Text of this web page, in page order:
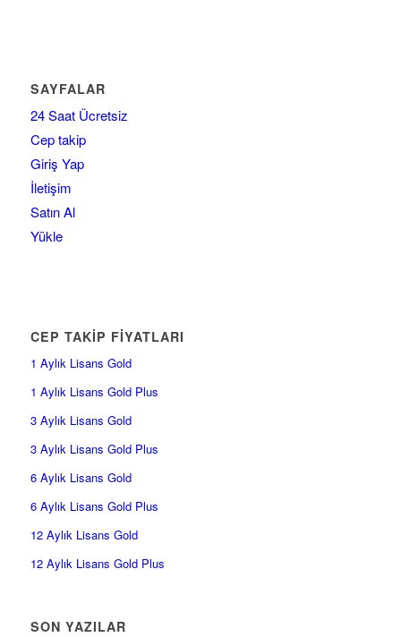
SAYFALAR
24 Saat Ücretsiz
Cep takip
Giriş Yap
İletişim
Satın Al
Yükle
CEP TAKİP FİYATLARI
1 Aylık Lisans Gold
1 Aylık Lisans Gold Plus
3 Aylık Lisans Gold
3 Aylık Lisans Gold Plus
6 Aylık Lisans Gold
6 Aylık Lisans Gold Plus
12 Aylık Lisans Gold
12 Aylık Lisans Gold Plus
SON YAZILAR